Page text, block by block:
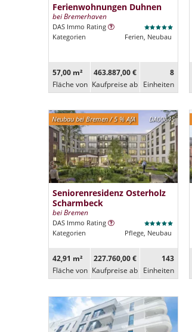
Ferienwohnungen Duhnen
bei Bremerhaven
DAS Immo Rating
Kategorien
Ferien, Neubau
57,00 m²
Fläche von
463.887,00 €
Kaufpreise ab
8
Ein­heiten
DA00645
Neubau bei Bremen / 5 % AfA
Seniorenresidenz Osterholz
Scharmbeck
bei Bremen
DAS Immo Rating
Kategorien
Pflege, Neubau
42,91 m²
Fläche von
227.760,00 €
Kaufpreise ab
143
Ein­heiten